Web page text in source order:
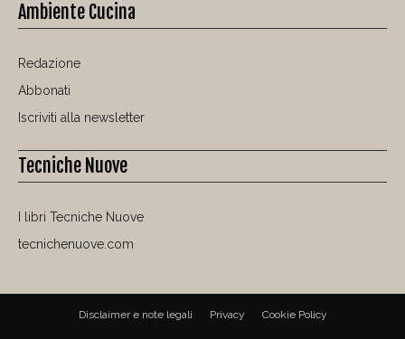
Ambiente Cucina
Redazione
Abbonati
Iscriviti alla newsletter
Tecniche Nuove
I libri Tecniche Nuove
tecnichenuove.com
Disclaimer e note legali Privacy Cookie Policy